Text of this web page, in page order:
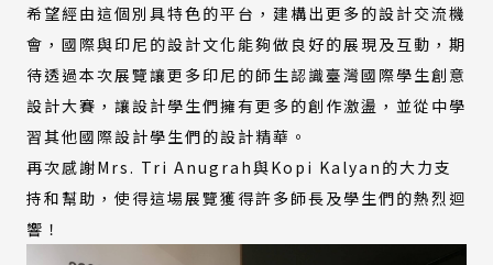
希望經由這個別具特色的平台，建構出更多的設計交流機
會，國際與印尼的設計文化能夠做良好的展現及互動，期
待透過本次展覽讓更多印尼的師生認識臺灣國際學生創意
設計大賽，讓設計學生們擁有更多的創作激盪，並從中學
習其他國際設計學生們的設計精華。
再次感謝Mrs. Tri Anugrah與Kopi Kalyan的大力支
持和幫助，使得這場展覽獲得許多師長及學生們的熱烈迴
響！